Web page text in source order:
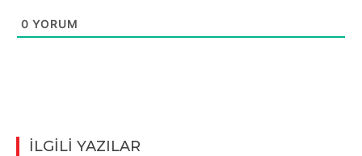
0 YORUM
İLGİLİ YAZILAR